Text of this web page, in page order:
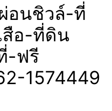
อนชิวล์-ที่
สือ-ที่ดิน
-ฟรี
1574449